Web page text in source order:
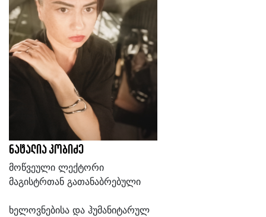
ნატალია კობიძე
მოწვეული ლექტორი
მაგისტრთან გათანაბრებული
ხელოვნებისა და ჰუმანიტარულ